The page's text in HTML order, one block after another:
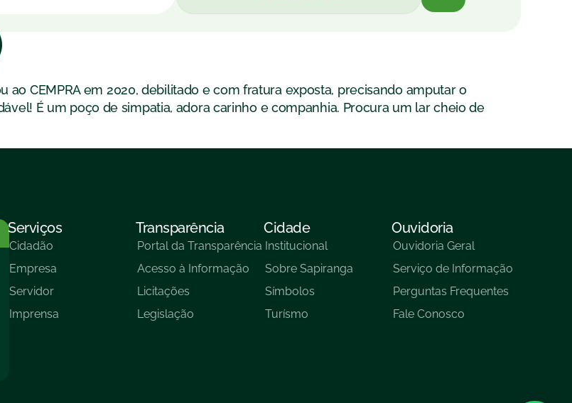
CEMPRA em 2020, debilitado e com fratura exposta, precisando amputar o
É um poço de simpatia, adora carinho e companhia. Procura um lar cheio de
Serviços
Cidadão
Empresa
Servidor
Imprensa
Transparência
Portal da Transparência
Acesso à Informação
Licitações
Legislação
Cidade
Institucional
Sobre Sapiranga
Símbolos
Turísmo
Ouvidoria
Ouvidoria Geral
Serviço de Informação
Perguntas Frequentes
Fale Conosco